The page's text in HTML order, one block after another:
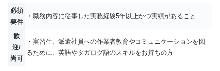
必須
要件
・職務内容に従事した実務経験5年以上かつ実績があること
歓
迎/
尚可
・実習生、派遣社員への作業者教育やコミュニケーションを図
るために、英語やタガログ語のスキルをお持ちの方